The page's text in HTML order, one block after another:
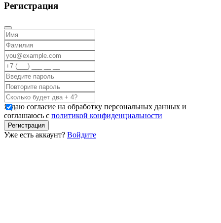
Регистрация
Я даю согласие на обработку персональных данных и
соглашаюсь с политикой конфиденциальности
Регистрация
Уже есть аккаунт? Войдите